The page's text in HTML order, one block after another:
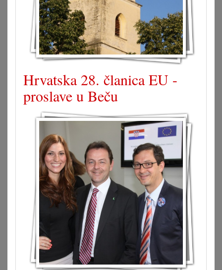
Hrvatska 28. članica EU -
proslave u Beču